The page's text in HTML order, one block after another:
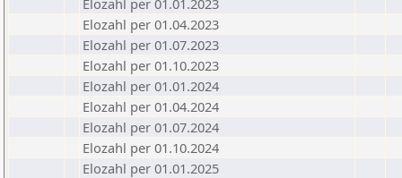
Elozahl per 01.01.2023
Elozahl per 01.04.2023
Elozahl per 01.07.2023
Elozahl per 01.10.2023
Elozahl per 01.01.2024
Elozahl per 01.04.2024
Elozahl per 01.07.2024
Elozahl per 01.10.2024
Elozahl per 01.01.2025